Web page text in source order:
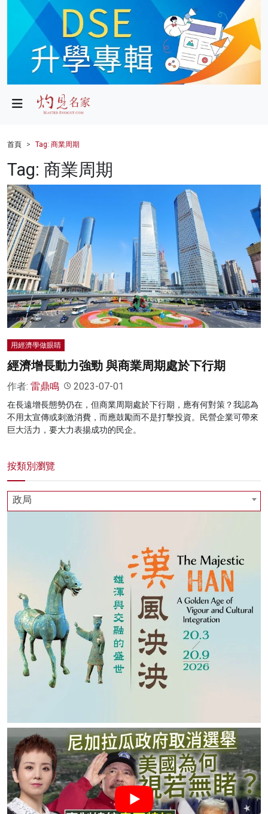
政局
財經
健康
商業
科技
影片
名家榜
灼見活動
首頁 Tag: 商業周期
Tag: 商業周期
用經濟學做眼睛
經濟增長動力強勁 與商業周期處於下行期
作者: 雷鼎鳴 2023-07-01
在長遠增長態勢仍在，但商業周期處於下行期，應有何對策？我認為
不用太宣傳或刺激消費，而應鼓勵而不是打擊投資。民營企業可帶來
巨大活力，要大力表揚成功的民企。
按類別瀏覽
政局